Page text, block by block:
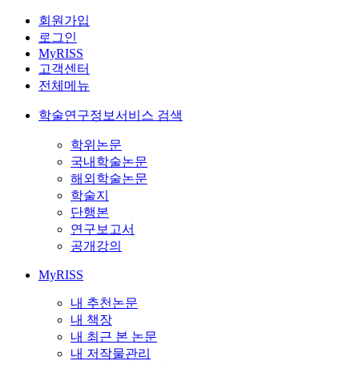
회원가입
로그인
MyRISS
고객센터
전체메뉴
학술연구정보서비스 검색
학위논문
국내학술논문
해외학술논문
학술지
단행본
연구보고서
공개강의
MyRISS
내 추천논문
내 책장
내 최근 본 논문
내 저작물관리